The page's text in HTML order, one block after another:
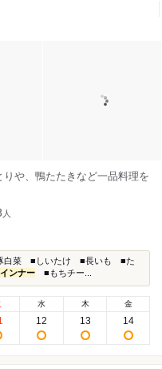
りや、鴨たたきなど一品料理を
人
白菜 ■しいたけ ■長いも ■た
ンナー ■もちチー...
水
12
木
13
金
14